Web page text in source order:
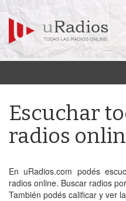
Escuchar
radios
En uRadios.com podés
radios online. Buscar radios
También podés calificar y ver